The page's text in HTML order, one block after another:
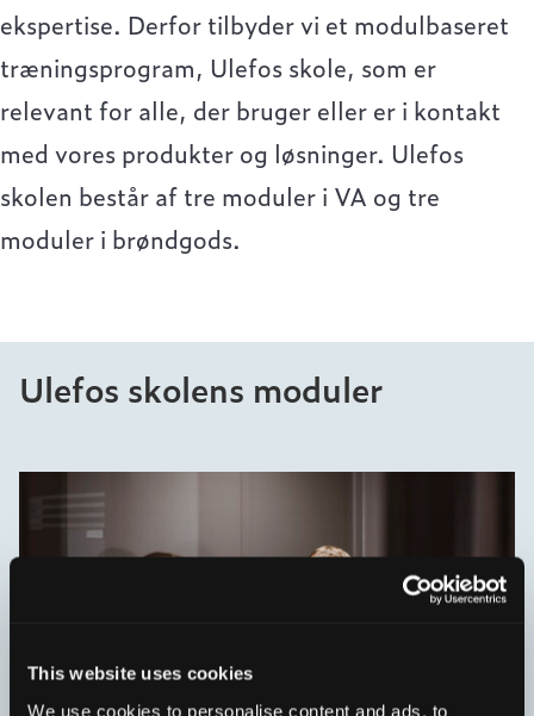
This website uses cookies
We use cookies to personalise content and ads, to
ekspertise. Derfor tilbyder vi et modulbaseret
træningsprogram, Ulefos skole, som er
relevant for alle, der bruger eller er i kontakt
med vores produkter og løsninger. Ulefos
skolen består af tre moduler i VA og tre
moduler i brøndgods.
Ulefos skolens moduler